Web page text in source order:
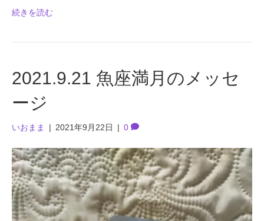
続きを読む
2021.9.21 魚座満月のメッセ
ージ
いおまま | 2021年9月22日 | 0